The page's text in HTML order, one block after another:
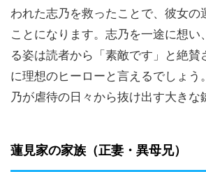
われた志乃を救ったことで、彼女の
ことになります。志乃を一途に想い
る姿は読者から「素敵です」と絶賛
に理想のヒーローと言えるでしょう
乃が虐待の日々から抜け出す大きな
蓮見家の家族（正妻・異母兄）